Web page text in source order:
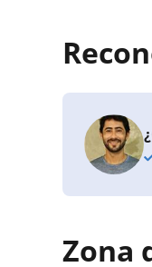
Zona